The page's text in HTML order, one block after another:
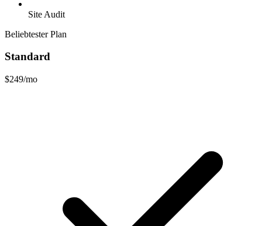
Site Audit
Beliebtester Plan
Standard
$249/mo